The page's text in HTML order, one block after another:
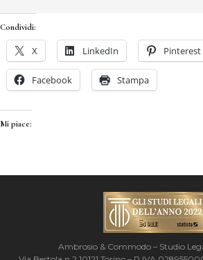
Condividi:
X LinkedIn Pinterest
Facebook Stampa
Mi piace:
Ambrosio & Commodo – Studio